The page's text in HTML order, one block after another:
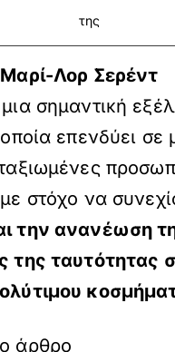
της
Λορ Σερέντ
σημαντική
επενδύει σε
στόχο να
την ανανέωση
της ταυτότητας
άρθρο